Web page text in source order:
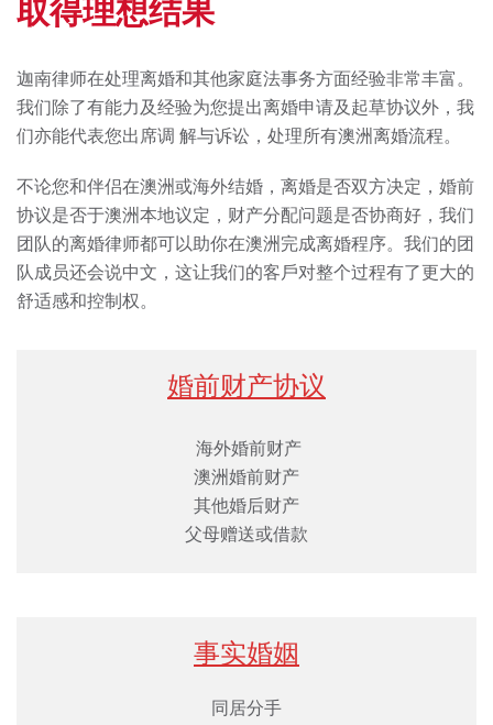
取得理想结果
迦南律师在处理离婚和其他家庭法事务⽅⾯经验⾮常丰富。
我们除了有能⼒及经验为您提出离婚申请及起草协议外，我
们亦能代表您出席调 解与诉讼，处理所有澳洲离婚流程。
不论您和伴侣在澳洲或海外结婚，离婚是否双⽅决定，婚前
协议是否于澳洲本地议定，财产分配问题是否协商好，我们
团队的离婚律师都可以助你在澳洲完成离婚程序。我们的团
队成员还会说中⽂，这让我们的客⼾对整个过程有了更⼤的
舒适感和控制权。
婚前财产协议
海外婚前财产
澳洲婚前财产
其他婚后财产
⽗⺟赠送或借款
事实婚姻
同居分手